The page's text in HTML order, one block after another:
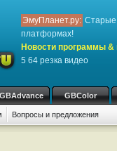
ЭмуПланет.ру: Старые
платформах!
Новости программы &
5 64 резка видео
GBColor
Вопросы и предложения